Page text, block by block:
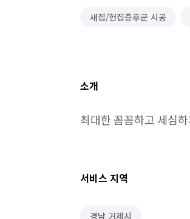
새집/헌집증후군 시공
소개
최대한 꼼꼼하고 세심
서비스 지역
경남 거제시